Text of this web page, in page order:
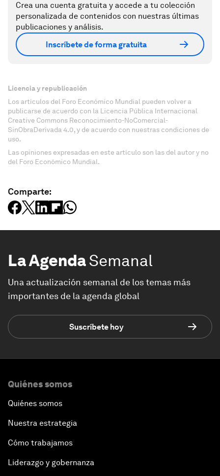
Crea una cuenta gratuita y accede a tu colección
personalizada de contenidos con nuestras últimas
publicaciones y análisis.
Inscríbete de forma gratuita
Licencia y republicación
Los artículos del Foro Económico Mundial pueden volver a
publicarse de acuerdo con la Licencia Pública Internacional
Creative Commons Reconocimiento-NoComercial-
SinObraDerivada 4.0, y de acuerdo con nuestras condiciones de
uso.
Las opiniones expresadas en este artículo son las del autor y no
del Foro Económico Mundial.
Comparte:
La AgendaSemanal
Una actualización semanal de los temas más
importantes de la agenda global
Suscríbete hoy
Quiénes somos
Quiénes somos
Nuestra estrategia
Cómo trabajamos
Liderazgo y gobernanza